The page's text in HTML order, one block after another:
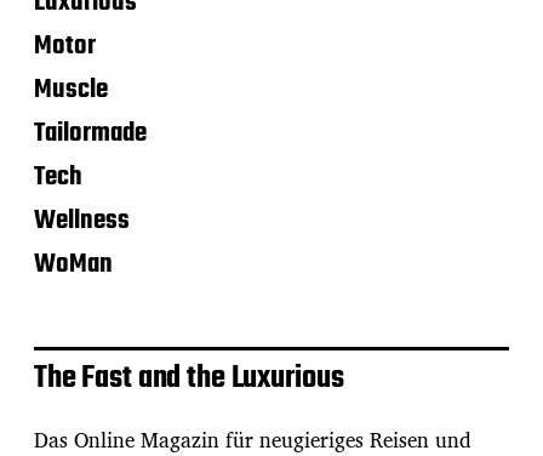
Motor
Muscle
Tailormade
Tech
Wellness
WoMan
The Fast and the Luxurious
Das Online Magazin für neugieriges Reisen und